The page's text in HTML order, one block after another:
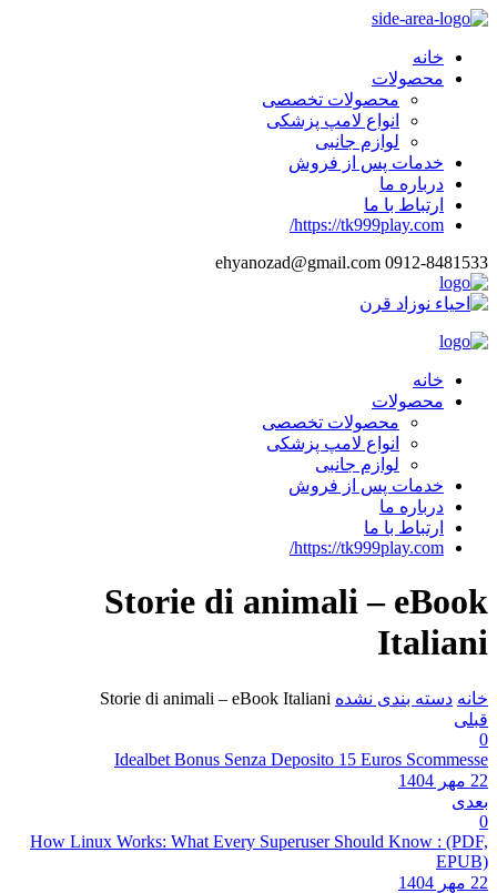
خانه
محصولات
محصولات تخصصی
انواع لامپ پزشکی
لوازم جانبی
خدمات پس از فروش
درباره ما
ارتباط با ما
https://tk999play.com/
ehyanozad@gmail.com 0912-8481533
خانه
محصولات
محصولات تخصصی
انواع لامپ پزشکی
لوازم جانبی
خدمات پس از فروش
درباره ما
ارتباط با ما
https://tk999play.com/
Storie di animali – eBook
Italiani
خانه دسته بندی نشده Storie di animali – eBook Italiani
قبلی
0
Idealbet Bonus Senza Deposito 15 Euros Scommesse
22 مهر 1404
بعدی
0
How Linux Works: What Every Superuser Should Know : (PDF,
EPUB)
22 مهر 1404